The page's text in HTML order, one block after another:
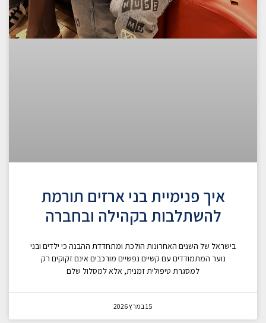
איך פנימיית בני ארזים תורמת
להשתלבות בקהילה ובחברה
בישראל של השנים האחרונות הולכת ומתחדדת ההבנה כי ילדים ובני
נוער המתמודדים עם קשיים נפשיים מורכבים אינם זקוקים רק
למסגרת טיפולית זמנית, אלא למסלול שלם
15 במרץ 2026